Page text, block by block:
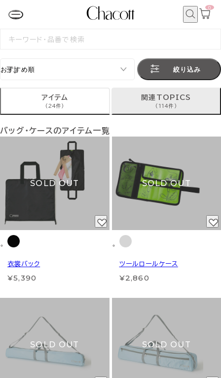
カ
0
検
絞り込み
アイテム
(24件)
関連TOPICS
(114件)
バッグ・ケースのアイテム一覧
SOLD OUT
衣裳バック
¥5,390
SOLD OUT
ツールロールケース
¥2,860
SOLD OUT SOLD OUT